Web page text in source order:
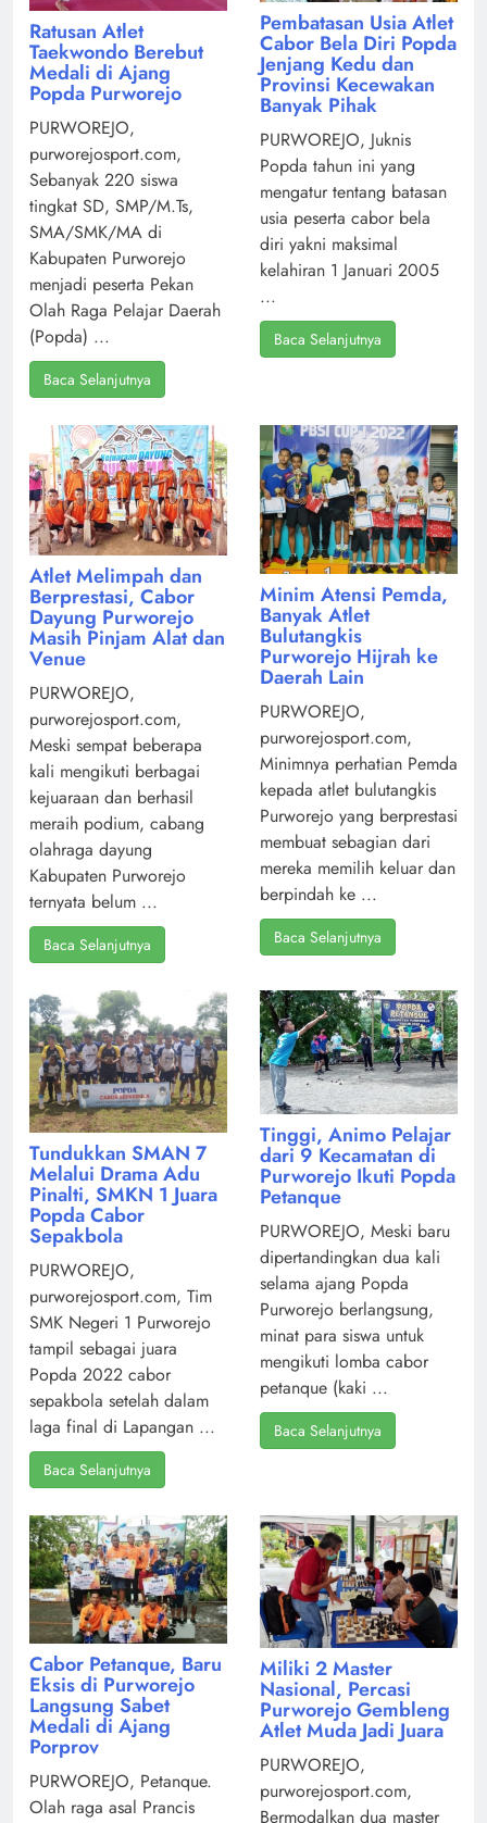
Ratusan Atlet
Taekwondo Berebut
Medali di Ajang
Popda Purworejo
PURWOREJO,
purworejosport.com,
Sebanyak 220 siswa
tingkat SD, SMP/M.Ts,
SMA/SMK/MA di
Kabupaten Purworejo
menjadi peserta Pekan
Olah Raga Pelajar Daerah
(Popda) ...
Baca Selanjutnya
Pembatasan Usia Atlet
Cabor Bela Diri Popda
Jenjang Kedu dan
Provinsi Kecewakan
Banyak Pihak
PURWOREJO, Juknis
Popda tahun ini yang
mengatur tentang batasan
usia peserta cabor bela
diri yakni maksimal
kelahiran 1 Januari 2005
...
Baca Selanjutnya
Atlet Melimpah dan
Berprestasi, Cabor
Dayung Purworejo
Masih Pinjam Alat dan
Venue
PURWOREJO,
purworejosport.com,
Meski sempat beberapa
kali mengikuti berbagai
kejuaraan dan berhasil
meraih podium, cabang
olahraga dayung
Kabupaten Purworejo
ternyata belum ...
Baca Selanjutnya
Minim Atensi Pemda,
Banyak Atlet
Bulutangkis
Purworejo Hijrah ke
Daerah Lain
PURWOREJO,
purworejosport.com,
Minimnya perhatian Pemda
kepada atlet bulutangkis
Purworejo yang berprestasi
membuat sebagian dari
mereka memilih keluar dan
berpindah ke ...
Baca Selanjutnya
Tundukkan SMAN 7
Melalui Drama Adu
Pinalti, SMKN 1 Juara
Popda Cabor
Sepakbola
PURWOREJO,
purworejosport.com, Tim
SMK Negeri 1 Purworejo
tampil sebagai juara
Popda 2022 cabor
sepakbola setelah dalam
laga final di Lapangan ...
Baca Selanjutnya
Tinggi, Animo Pelajar
dari 9 Kecamatan di
Purworejo Ikuti Popda
Petanque
PURWOREJO, Meski baru
dipertandingkan dua kali
selama ajang Popda
Purworejo berlangsung,
minat para siswa untuk
mengikuti lomba cabor
petanque (kaki ...
Baca Selanjutnya
Cabor Petanque, Baru
Eksis di Purworejo
Langsung Sabet
Medali di Ajang
Porprov
PURWOREJO, Petanque.
Olah raga asal Prancis
Miliki 2 Master
Nasional, Percasi
Purworejo Gembleng
Atlet Muda Jadi Juara
PURWOREJO,
purworejosport.com,
Bermodalkan dua master